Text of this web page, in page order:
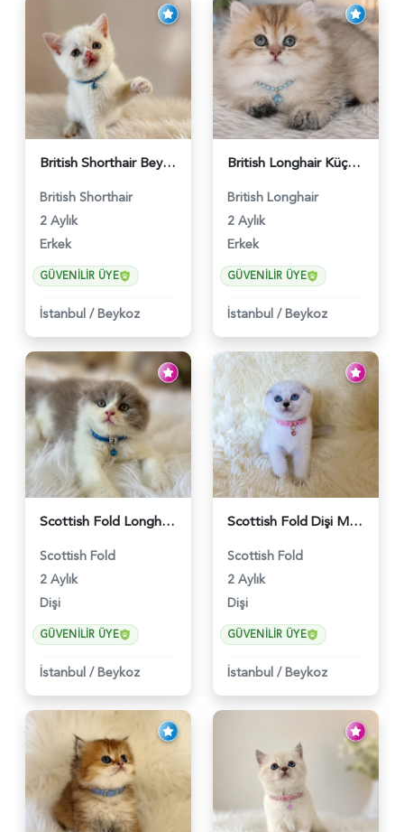
British Shorthair Beyaz Pamuksu Yavrumuz - 6419
British Shorthair
2 Aylık
Erkek
GÜVENILIR ÜYE
İstanbul / Beykoz
British Longhair Küçük Prens Yuva Arıyor - 6480
British Longhair
2 Aylık
Erkek
GÜVENILIR ÜYE
İstanbul / Beykoz
Scottish Fold Longhair Lilac Bi Color 2 Aylık - 5908
Scottish Fold
2 Aylık
Dişi
GÜVENILIR ÜYE
İstanbul / Beykoz
Scottish Fold Dişi Mükemmel Yavrumuz - 5909
Scottish Fold
2 Aylık
Dişi
GÜVENILIR ÜYE
İstanbul / Beykoz